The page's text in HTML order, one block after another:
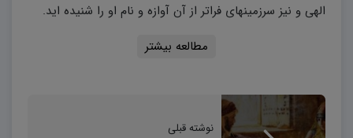
الهی و نیز سرزمینهای فراتر از آن آوازه و نام او را شنیده اید.
یقول: إنه ابن افضل عباد الله إنه عُرِف بین کل الناس بالتقى
مطالعه بیشتر
نوشته قبلی